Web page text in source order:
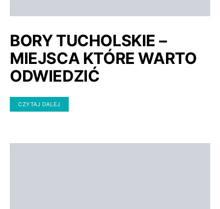
BORY TUCHOLSKIE –
MIEJSCA KTÓRE WARTO
ODWIEDZIĆ
CZYTAJ DALEJ